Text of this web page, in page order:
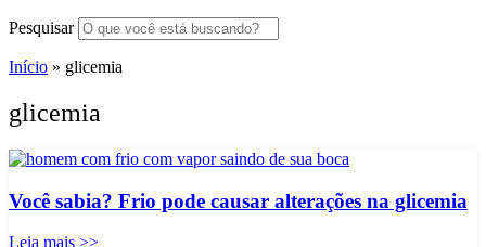
Pesquisar
Início » glicemia
glicemia
Você sabia? Frio pode causar alterações na glicemia
Leia mais >>